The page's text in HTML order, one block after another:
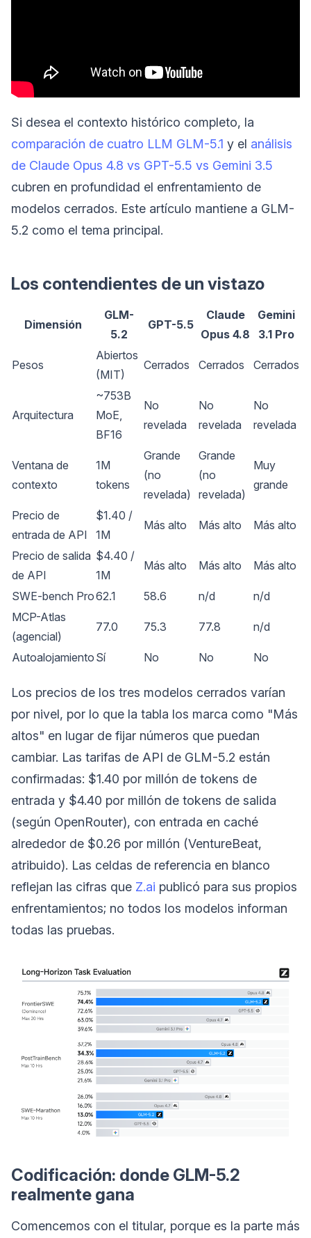
Si desea el contexto histórico completo, la
comparación de cuatro LLM GLM-5.1 y el análisis
de Claude Opus 4.8 vs GPT-5.5 vs Gemini 3.5
cubren en profundidad el enfrentamiento de
modelos cerrados. Este artículo mantiene a GLM-
5.2 como el tema principal.
Los contendientes de un vistazo
Dimensión
GLM-
5.2
GPT-5.5
Claude
Opus 4.8
Gemini
3.1 Pro
Pesos
Abiertos
(MIT)
Cerrados Cerrados Cerrados
Arquitectura
~753B
MoE,
BF16
No
revelada
No
revelada
No
revelada
Ventana de
contexto
1M
tokens
Grande
(no
revelada)
Grande
(no
revelada)
Muy
grande
Precio de
entrada de API
$1.40 /
1M
Más alto Más alto Más alto
Precio de salida
de API
$4.40 /
1M
Más alto Más alto Más alto
SWE-bench Pro62.1 58.6 n/d
n/d
MCP-Atlas
(agencial)
77.0 75.3 77.8 n/d
Autoalojamiento Sí No No No
Los precios de los tres modelos cerrados varían
por nivel, por lo que la tabla los marca como "Más
altos" en lugar de fijar números que puedan
cambiar. Las tarifas de API de GLM-5.2 están
confirmadas: $1.40 por millón de tokens de
entrada y $4.40 por millón de tokens de salida
(según OpenRouter), con entrada en caché
alrededor de $0.26 por millón (VentureBeat,
atribuido). Las celdas de referencia en blanco
reflejan las cifras que Z.ai publicó para sus propios
enfrentamientos; no todos los modelos informan
todas las pruebas.
Codificación: donde GLM-5.2
realmente gana
Comencemos con el titular, porque es la parte más